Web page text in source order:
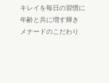
キレイを毎日の習慣に
年齢と共に増す輝き
メナードのこだわり